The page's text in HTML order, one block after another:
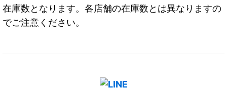
在庫数となります。各店舗の在庫数とは異なりますの
でご注意ください。